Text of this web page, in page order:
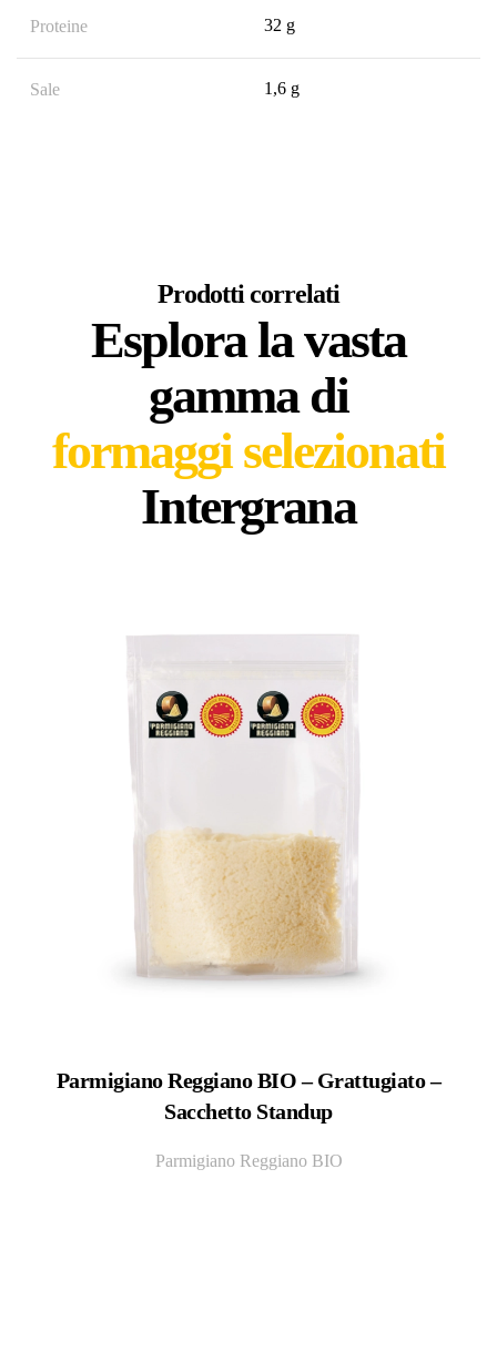
Proteine 32 g
Sale 1,6 g
Prodotti correlati
Esplora la vasta
gamma di
formaggi selezionati
Intergrana
Parmigiano Reggiano BIO – Grattugiato –
Sacchetto Standup
Parmigiano Reggiano BIO